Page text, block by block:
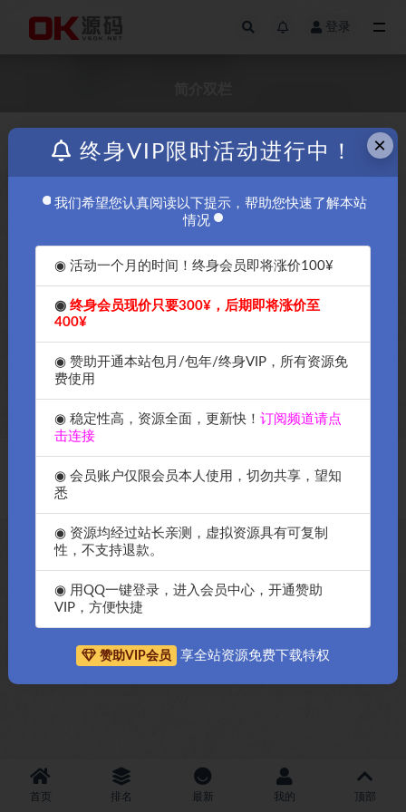
登录
价格 发布日期
OK源码中国推荐Wing主题是一
款wordpress简洁的双栏PJAX博
客主题-OK源码中国
Copyright © 2018-2026 OK源码中国资源网 -All rights reserved|
首页 排名 最新 我的 顶部
×
终身VIP限时活动进行中！
我们希望您认真阅读以下提示，帮助您快速了解本站
情况
◉ 活动一个月的时间！终身会员即将涨价100¥
◉终身会员现价只要300¥，后期即将涨价至
400¥
◉ 赞助开通本站包月/包年/终身VIP，所有资源免
费使用
◉ 稳定性高，资源全面，更新快！订阅频道请点
击连接
◉ 会员账户仅限会员本人使用，切勿共享，望知
悉
◉ 资源均经过站长亲测，虚拟资源具有可复制
性，不支持退款。
◉ 用QQ一键登录，进入会员中心，开通赞助
VIP，方便快捷
赞助VIP会员 享全站资源免费下载特权